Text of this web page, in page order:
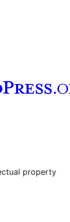
property